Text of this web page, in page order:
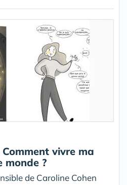
vivre ma
monde ?
de Caroline Cohen